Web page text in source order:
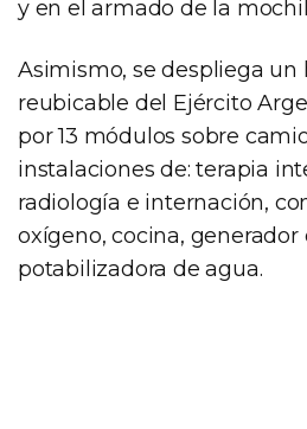
y en el armado de la
Asimismo, se despliega
reubicable del Ejército
por 13 módulos sobre
instalaciones de: terapia
radiología e internación,
oxígeno, cocina, generador
potabilizadora de agua.